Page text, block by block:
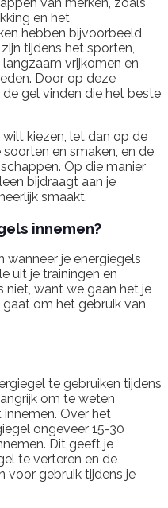
en het
hebben bijvoorbeeld
tijdens het sporten,
vrijkomen en
Door op deze
gel vinden die het beste
kiezen, let dan op de
en smaken, en de
Op die manier
bijdraagt aan je
smaakt.
innemen?
wanneer je energiegels
uit je trainingen en
niet, want we gaan het je
om het gebruik van
te gebruiken tijdens
om te weten
Over het
ongeveer 15-30
Dit geeft je
te verteren en de
voor gebruik tijdens je